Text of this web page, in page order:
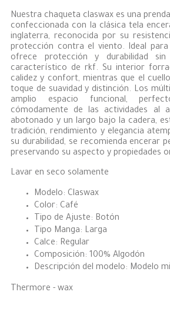
Nuestra chaqueta claswax es una
confeccionada con la clásica tela
inglaterra, reconocida por su
protección contra el viento. Ideal
ofrece protección y durabilidad
característico de rkf. Su interior
calidez y confort, mientras que el
toque de suavidad y distinción. Los
amplio espacio funcional,
cómodamente de las actividades al
abotonado y un largo bajo la cadera,
tradición, rendimiento y elegancia
su durabilidad, se recomienda encerar
preservando su aspecto y propiedades
Lavar en seco solamente
Modelo: Claswax
Color: Café
Tipo de Ajuste: Botón
Tipo Manga: Larga
Calce: Regular
Composición: 100% Algodón
Descripción del modelo: Modelo
Thermore - wax